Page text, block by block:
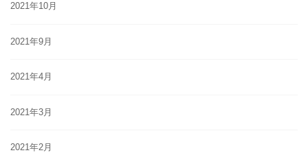
2021年10月
2021年9月
2021年4月
2021年3月
2021年2月